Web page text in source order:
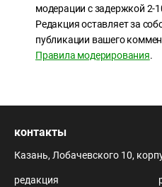
модерации с задержкой 2-
Редакция оставляет за
публикации вашего
Правила модерирования.
контакты
Казань, Лобачевского 10,
редакция